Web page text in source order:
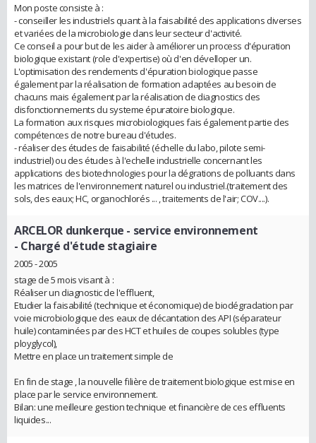
Mon poste consiste à :
- conseiller les industriels quant à la faisabilité des applications diverses
et variées de la microbiologie dans leur secteur d'activité.
Ce conseil a pour but de les aider à améliorer un process d'épuration
biologique existant (role d'expertise) où d'en dévelloper un.
L'optimisation des rendements d'épuration biologique passe
également par la réalisation de formation adaptées au besoin de
chacuns mais également par la réalisation de diagnostics des
disfonctionnements du systeme épuratoire biologique.
La formation aux risques microbiologiques fais également partie des
compétences de notre bureau d'études.
- réaliser des études de faisabilité (échelle du labo, pilote semi-
industriel) ou des études à l'echelle industrielle concernant les
applications des biotechnologies pour la dégrations de polluants dans
les matrices de l'environnement naturel ou industriel.(traitement des
sols, des eaux; HC, organochlorés ... , traitements de l'air; COV....).
ARCELOR dunkerque - service environnement
- Chargé d'étude stagiaire
2005 - 2005
stage de 5 mois visant à :
Réaliser un diagnostic de l'effluent,
Etudier la faisabilité (technique et économique) de biodégradation par
voie microbiologique des eaux de décantation des API (séparateur
huile) contaminées par des HCT et huiles de coupes solubles (type
ployglycol),
Mettre en place un traitement simple de
En fin de stage , la nouvelle filière de traitement biologique est mise en
place par le service environnement.
Bilan: une meilleure gestion technique et financière de ces effluents
liquides...